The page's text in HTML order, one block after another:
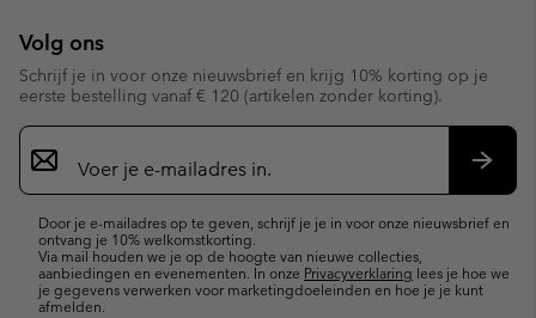
Volg ons
Schrijf je in voor onze nieuwsbrief en krijg 10% korting op je
eerste bestelling vanaf € 120 (artikelen zonder korting).
Aanmelden
voor
e-
Door je e-mailadres op te geven, schrijf je je in voor onze nieuwsbrief en
ontvang je 10% welkomstkorting.
Via mail houden we je op de hoogte van nieuwe collecties,
aanbiedingen en evenementen. In onze Privacyverklaring lees je hoe we
je gegevens verwerken voor marketingdoeleinden en hoe je je kunt
afmelden.